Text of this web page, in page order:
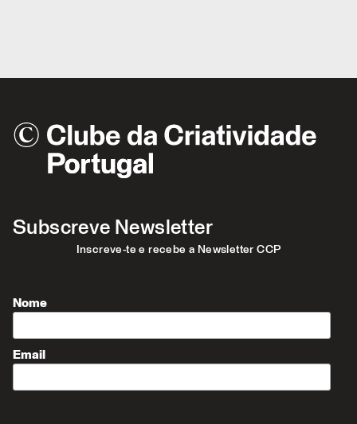
Subscreve Newsletter
Inscreve-te e recebe a Newsletter CCP
Nome
Email